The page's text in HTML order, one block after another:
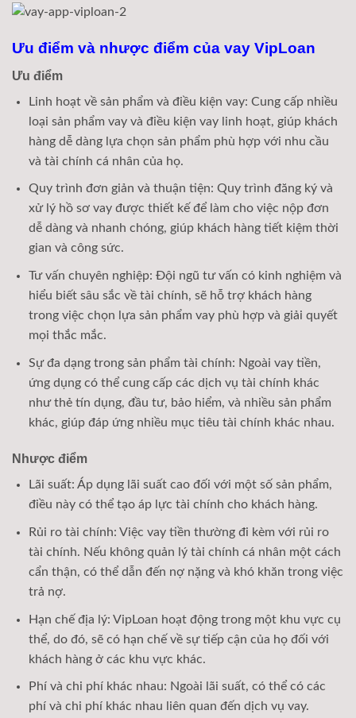
Ưu điểm và nhược điểm của vay VipLoan
Ưu điểm
Linh hoạt về sản phẩm và điều kiện vay: Cung cấp nhiều
loại sản phẩm vay và điều kiện vay linh hoạt, giúp khách
hàng dễ dàng lựa chọn sản phẩm phù hợp với nhu cầu
và tài chính cá nhân của họ.
Quy trình đơn giản và thuận tiện: Quy trình đăng ký và
xử lý hồ sơ vay được thiết kế để làm cho việc nộp đơn
dễ dàng và nhanh chóng, giúp khách hàng tiết kiệm thời
gian và công sức.
Tư vấn chuyên nghiệp: Đội ngũ tư vấn có kinh nghiệm và
hiểu biết sâu sắc về tài chính, sẽ hỗ trợ khách hàng
trong việc chọn lựa sản phẩm vay phù hợp và giải quyết
mọi thắc mắc.
Sự đa dạng trong sản phẩm tài chính: Ngoài vay tiền,
ứng dụng có thể cung cấp các dịch vụ tài chính khác
như thẻ tín dụng, đầu tư, bảo hiểm, và nhiều sản phẩm
khác, giúp đáp ứng nhiều mục tiêu tài chính khác nhau.
Nhược điểm
Lãi suất: Áp dụng lãi suất cao đối với một số sản phẩm,
điều này có thể tạo áp lực tài chính cho khách hàng.
Rủi ro tài chính: Việc vay tiền thường đi kèm với rủi ro
tài chính. Nếu không quản lý tài chính cá nhân một cách
cẩn thận, có thể dẫn đến nợ nặng và khó khăn trong việc
trả nợ.
Hạn chế địa lý: VipLoan hoạt động trong một khu vực cụ
thể, do đó, sẽ có hạn chế về sự tiếp cận của họ đối với
khách hàng ở các khu vực khác.
Phí và chi phí khác nhau: Ngoài lãi suất, có thể có các
phí và chi phí khác nhau liên quan đến dịch vụ vay.